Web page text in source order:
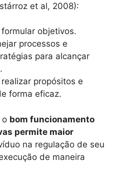
et al, 2008):
objetivos.
processos e
para alcançar
propósitos e
forma eficaz.
o bom funcionamento
permite maior
na regulação de seu
de maneira